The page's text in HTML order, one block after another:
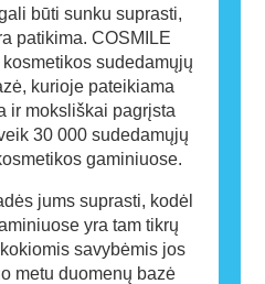
būti sunku suprasti,
patikima. COSMILE
sudedamųjų
kurioje pateikiama
ir moksliškai pagrįsta
30 000 sudedamųjų
gaminiuose.
jums suprasti, kodėl
yra tam tikrų
savybėmis jos
metu duomenų bazė